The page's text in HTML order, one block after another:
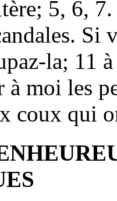
5, 6,
Si
la; 11
à moi les
coux qui